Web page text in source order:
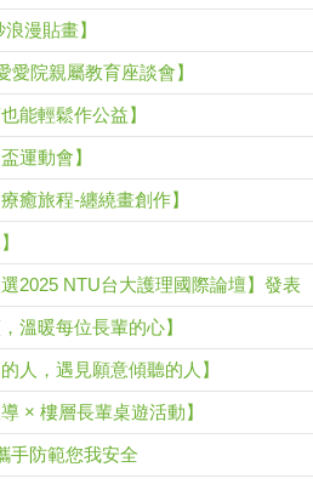
漫貼畫】
愛院親屬教育座談會】
能輕鬆作公益】
運動會】
癒旅程-纏繞畫創作】
2025 NTU台大護理國際論壇】發表
溫暖每位長輩的心】
人，遇見願意傾聽的人】
× 樓層長輩桌遊活動】
手防範您我安全